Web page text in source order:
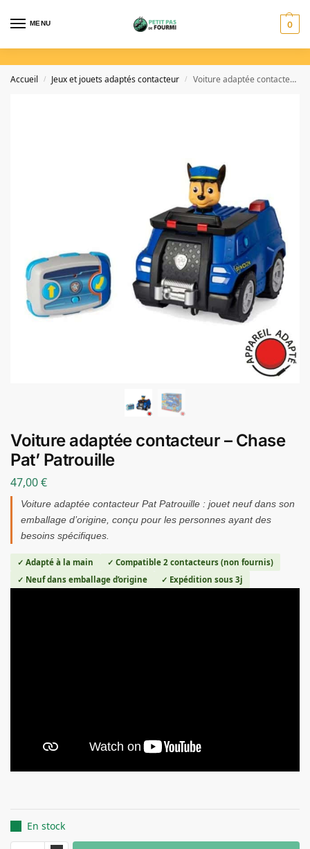
MENU 0
Accueil / Jeux et jouets adaptés contacteur / Voiture adaptée contacteur – Chase Pat’ Patrouille
Voiture adaptée contacteur – Chase
Pat’ Patrouille
47,00€
Voiture adaptée contacteur Pat Patrouille : jouet neuf dans son
emballage d’origine, conçu pour les personnes ayant des
besoins spécifiques.
✓ Adapté à la main
✓ Compatible 2 contacteurs (non fournis)
✓ Neuf dans emballage d’origine
✓ Expédition sous 3j
En stock